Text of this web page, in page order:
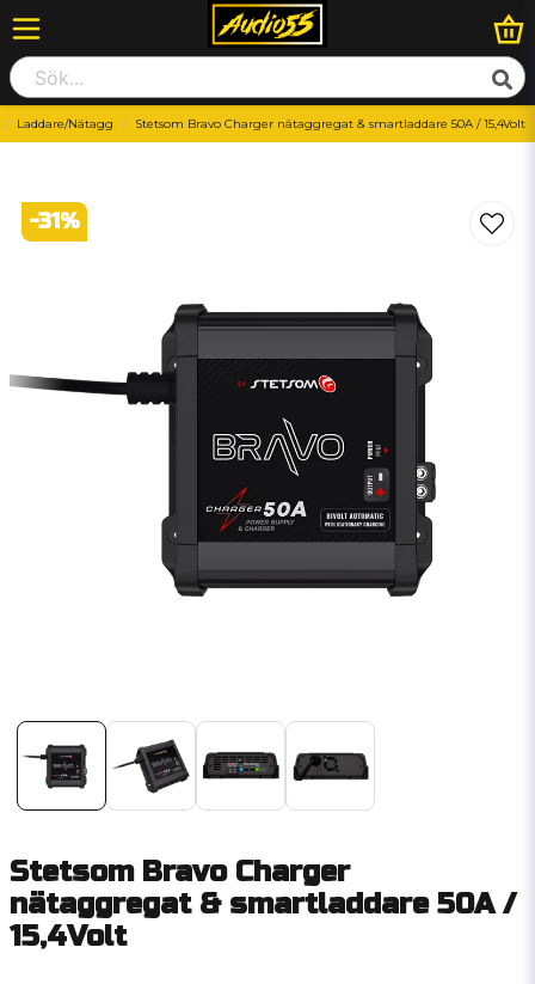
Laddare/Nätagg Stetsom Bravo Charger nätaggregat & smartladdare 50A / 15,4Volt
-31%
Stetsom Bravo Charger
nätaggregat & smartladdare 50A /
15,4Volt